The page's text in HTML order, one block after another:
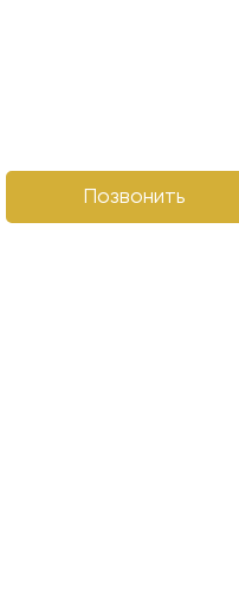
Позвонить